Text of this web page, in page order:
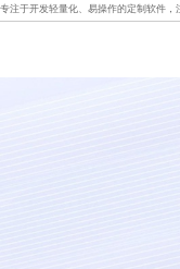
专注于开发轻量化、易操作的定制软件，